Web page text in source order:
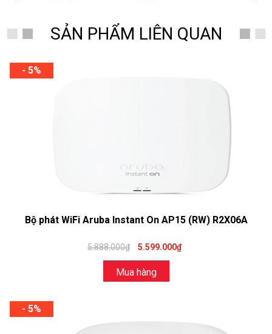
SẢN PHẨM LIÊN QUAN
- 5%
Bộ phát WiFi Aruba Instant On AP15 (RW) R2X06A
5.888.000₫ 5.599.000₫
Mua hàng
- 5%